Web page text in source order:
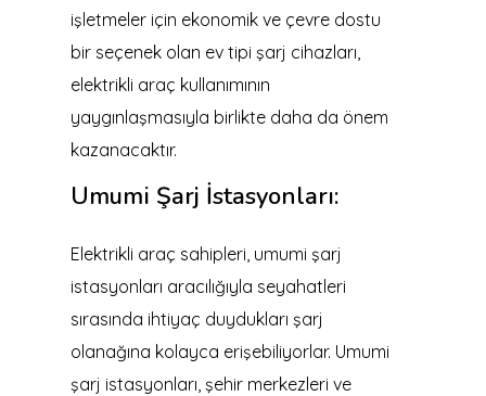
işletmeler için ekonomik ve çevre dostu
bir seçenek olan ev tipi şarj cihazları,
elektrikli araç kullanımının
yaygınlaşmasıyla birlikte daha da önem
kazanacaktır.
Umumi Şarj İstasyonları:
Elektrikli araç sahipleri, umumi şarj
istasyonları aracılığıyla seyahatleri
sırasında ihtiyaç duydukları şarj
olanağına kolayca erişebiliyorlar. Umumi
şarj istasyonları, şehir merkezleri ve